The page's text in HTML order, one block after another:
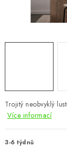
DOPLŇKY A
VÝPRODEJ
Kontakty
Trojitý neobvyklý
Více informací
3-6 týdnů